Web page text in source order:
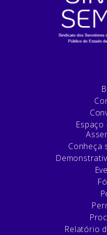
Espaço
Conheça
Relatório